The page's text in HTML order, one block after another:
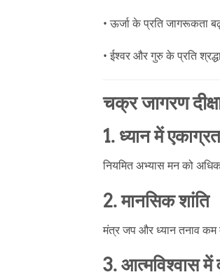
• ऊर्जा के प्रति जागरूकता
• ईश्वर और गुरु के प्रति
चक्र जागरण
1. ध्यान में
नियमित अभ्यास मन को
2. मानसिक शांति
मंत्र जप और ध्यान तनाव
3. आत्मविश्वास में